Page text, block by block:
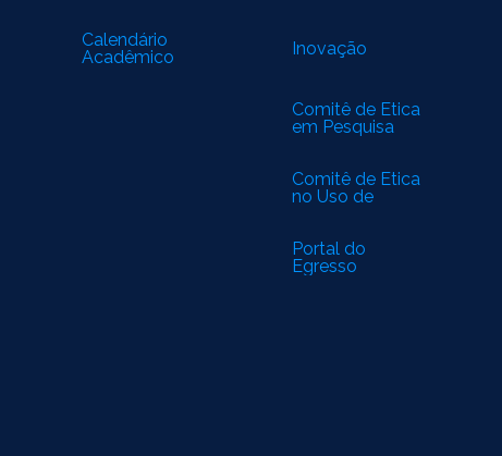
Calendário
Acadêmico
Inovação
Comitê de Ética
em Pesquisa
Comitê de Ética
no Uso de
Portal do
Egresso